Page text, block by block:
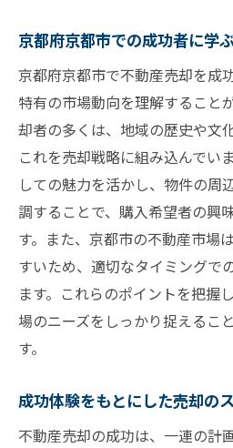
京都府京都市での成功者に学
京都府京都市で不動産売却を成
特有の市場動向を理解すること
却者の多くは、地域の歴史や文
これを売却戦略に組み込んでい
しての魅力を活かし、物件の周
調することで、購入希望者の興
す。また、京都市の不動産市場
すいため、適切なタイミングで
ます。これらのポイントを把握
場のニーズをしっかり捉えるこ
す。
成功体験をもとにした売却の
不動産売却の成功は、一連の計